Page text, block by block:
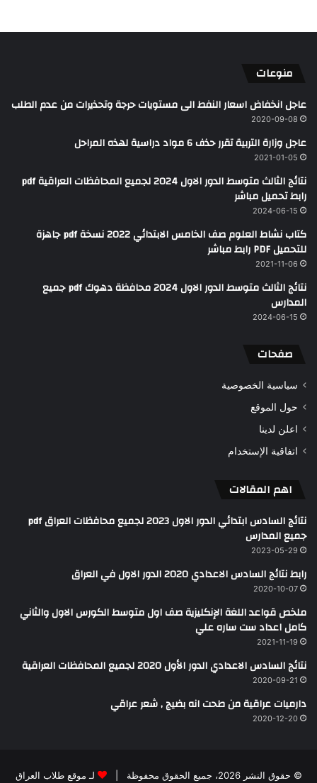
منوعات
عاجل انخفاض اسعار النفط الى مستويات حرجة وتحذيرات من عدم الطلب
2020-09-08
عاجل وزارة التربية تقرر حذف 6 مواد دراسية لهذه المراحل
2021-01-05
نتائج الثالث متوسط الدور الاول 2024 لجميع المحافظات العراقية pdf
رابط تحميل مباشر
2024-06-15
كتاب نشاط العلوم صف الخامس الابتدائي 2022 نسخة pdf جاهزة
للتحميل PDF رابط مباشر
2021-11-06
نتائج الثالث متوسط الدور الاول 2024 محافظة دهوك pdf جميع
المدارس
2024-06-15
صفحات
سياسية الخصوصية
حول الموقع
اعلن لدينا
اتفاقية الإستخدام
اهم المقالات
نتائج السادس ابتدائي الدور الاول 2023 لجميع محافظات العراق pdf
جميع المدارس
2023-05-29
رابط نتائج السادس الاعدادي 2020 الدور الاول في العراق
2020-10-07
ملخص قواعد اللغة الإنكليزية صف اول متوسط الكورس الاول والثاني
كامل اعداد ست ساره علي
2021-11-19
نتائج السادس الاعدادي الدور الأول 2020 لجميع المحافظات العراقية
2020-09-21
دارميات عراقية من طحت انه بضيج , شعر عراقي
2020-12-20
© حقوق النشر 2026، جميع الحقوق محفوظة | لـ موقع طلاب العراق